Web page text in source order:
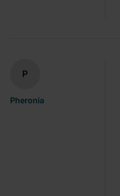
P
Pheronia